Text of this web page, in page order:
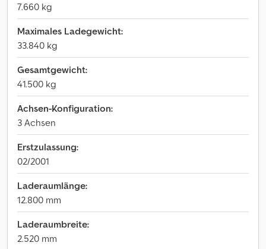
7.660 kg
Maximales Ladegewicht:
33.840 kg
Gesamtgewicht:
41.500 kg
Achsen-Konfiguration:
3 Achsen
Erstzulassung:
02/2001
Laderaumlänge:
12.800 mm
Laderaumbreite:
2.520 mm